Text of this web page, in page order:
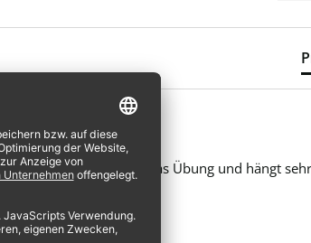
allerdings etwas Übung und hängt